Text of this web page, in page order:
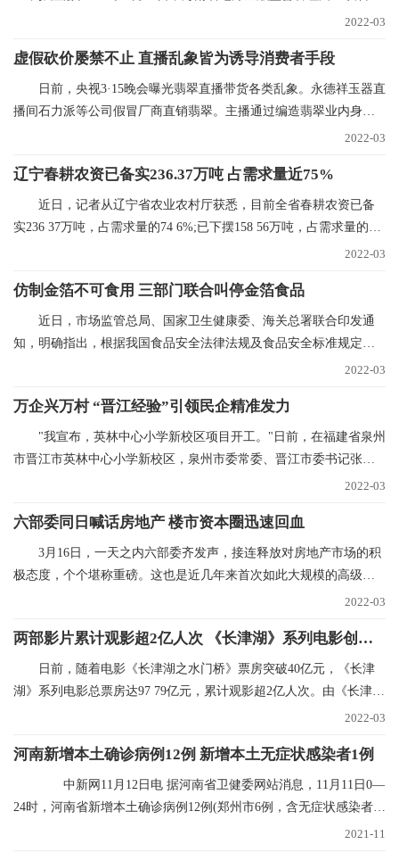
2022-03
虚假砍价屡禁不止 直播乱象皆为诱导消费者手段
日前，央视3·15晚会曝光翡翠直播带货各类乱象。永德祥玉器直
播间石力派等公司假冒厂商直销翡翠。主播通过编造翡翠业内身
2022-03
辽宁春耕农资已备实236.37万吨 占需求量近75%
近日，记者从辽宁省农业农村厅获悉，目前全省春耕农资已备
实236 37万吨，占需求量的74 6%;已下摆158 56万吨，占需求量的
2022-03
仿制金箔不可食用 三部门联合叫停金箔食品
近日，市场监管总局、国家卫生健康委、海关总署联合印发通
知，明确指出，根据我国食品安全法律法规及食品安全标准规定，
2022-03
万企兴万村 “晋江经验”引领民企精准发力
"我宣布，英林中心小学新校区项目开工。"日前，在福建省泉州
市晋江市英林中心小学新校区，泉州市委常委、晋江市委书记张文
2022-03
六部委同日喊话房地产 楼市资本圈迅速回血
3月16日，一天之内六部委齐发声，接连释放对房地产市场的积
极态度，个个堪称重磅。这也是近几年来首次如此大规模的高级别
2022-03
两部影片累计观影超2亿人次 《长津湖》系列电影创纪录
日前，随着电影《长津湖之水门桥》票房突破40亿元，《长津
湖》系列电影总票房达97 79亿元，累计观影超2亿人次。由《长津
2022-03
河南新增本土确诊病例12例 新增本土无症状感染者1例
中新网11月12日电 据河南省卫健委网站消息，11月11日0—
24时，河南省新增本土确诊病例12例(郑州市6例，含无症状感染者转
2021-11